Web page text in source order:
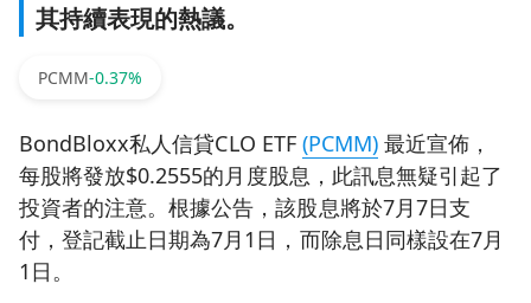
其持續表現的熱議。
PCMM-0.37%
BondBloxx私人信貸CLO ETF (PCMM)最近宣佈，
每股將發放$0.2555的月度股息，此訊息無疑引起了
投資者的注意。根據公告，該股息將於7月7日支
付，登記截止日期為7月1日，而除息日同樣設在7月
1日。